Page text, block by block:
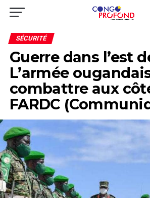
SÉCURITÉ
Guerre dans l’est
L’armée
combattre aux
FARDC